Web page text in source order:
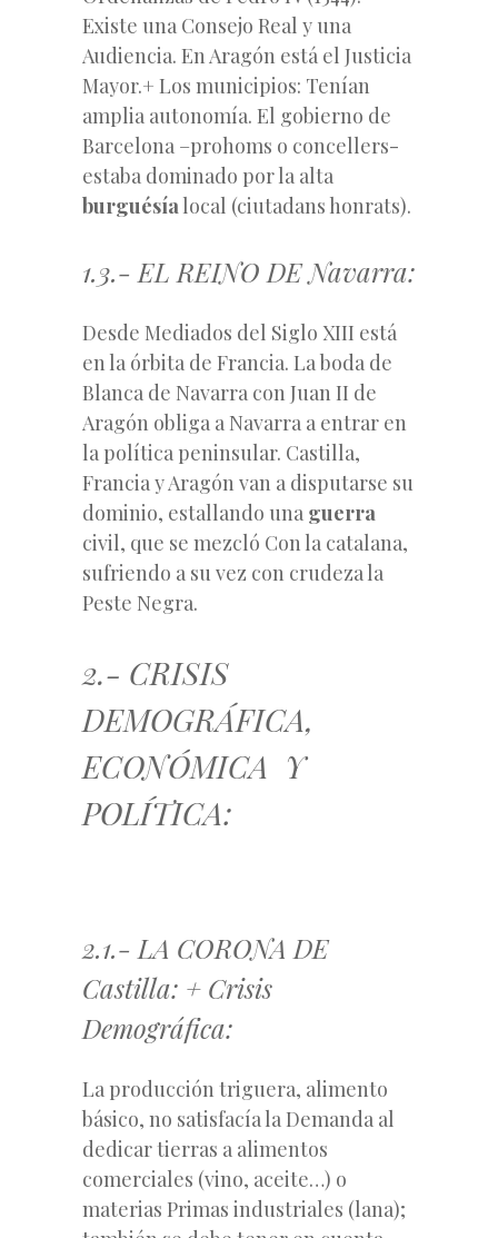
Existe una Consejo Real y una
Audiencia. En Aragón está el Justicia
Mayor.+ Los municipios: Tenían
amplia autonomía. El gobierno de
Barcelona –prohoms o concellers-
estaba dominado por la alta
burguésíalocal (ciutadans honrats).
1.3.- EL REINO DE Navarra:
Desde Mediados del Siglo XIII está
en la órbita de Francia. La boda de
Blanca de Navarra con Juan II de
Aragón obliga a Navarra a entrar en
la política peninsular. Castilla,
Francia y Aragón van a disputarse su
dominio, estallando una guerra
civil, que se mezcló Con la catalana,
sufriendo a su vez con crudeza la
Peste Negra.
2.- CRISIS
DEMOGRÁFICA,
ECONÓMICA Y
POLÍTICA:
2.1.- LA CORONA DE
Castilla: + Crisis
Demográfica:
La producción triguera, alimento
básico, no satisfacía la Demanda al
dedicar tierras a alimentos
comerciales (vino, aceite…) o
materias Primas industriales (lana);